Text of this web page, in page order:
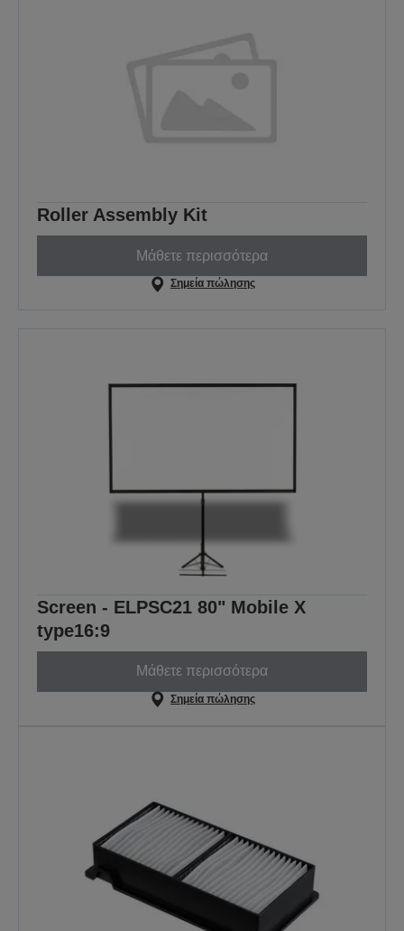
Roller Assembly Kit
Μάθετε περισσότερα
Σημεία πώλησης
Screen - ELPSC21 80" Mobile X
type16:9
Μάθετε περισσότερα
Σημεία πώλησης